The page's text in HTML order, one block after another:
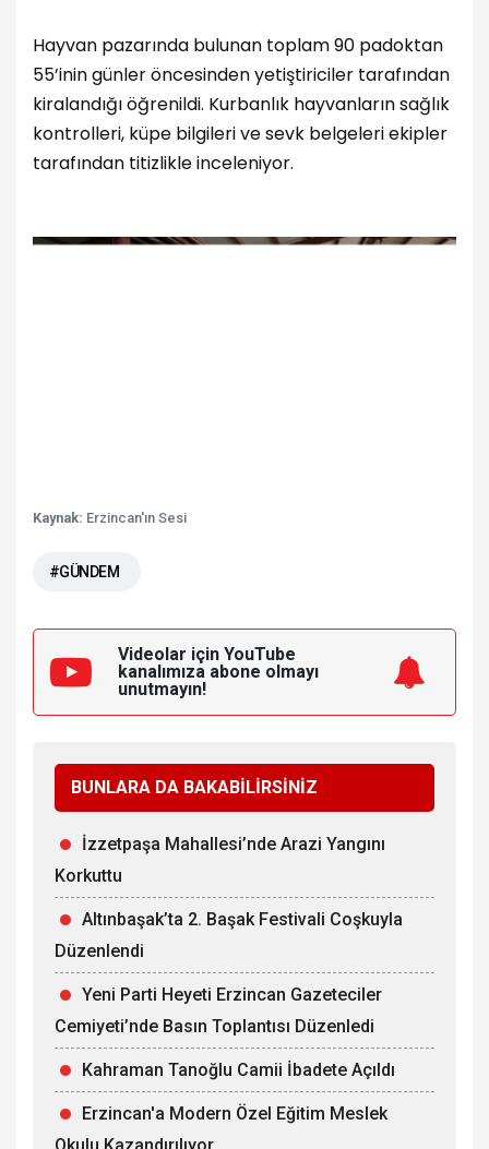
Hayvan pazarında bulunan toplam 90 padoktan
55’inin günler öncesinden yetiştiriciler tarafından
kiralandığı öğrenildi. Kurbanlık hayvanların sağlık
kontrolleri, küpe bilgileri ve sevk belgeleri ekipler
tarafından titizlikle inceleniyor.
#GÜNDEM
Videolar için YouTube
kanalımızaabone olmayı
unutmayın!